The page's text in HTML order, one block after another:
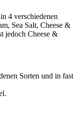
in 4 verschiedenen
Sea Salt, Cheese &
jedoch Cheese &
Sorten und in fast